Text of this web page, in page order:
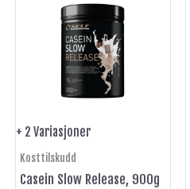
+ 2 Variasjoner
Kosttilskudd
Casein Slow Release, 900g
har
flere
varianter.
Alternativene
kan
på
produktsiden